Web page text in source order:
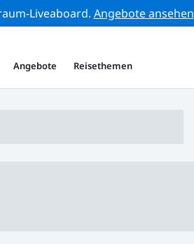
Liveaboard. Angebote ansehen
Angebote Reisethemen